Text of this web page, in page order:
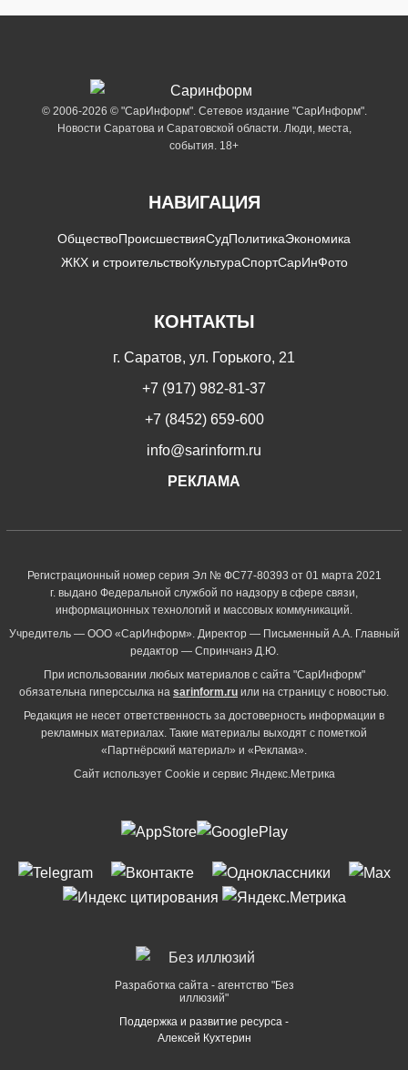
© 2006-2026 © "СарИнформ". Сетевое издание "СарИнформ".
Новости Саратова и Саратовской области. Люди, места,
события. 18+
НАВИГАЦИЯ
ОбществоПроисшествияСудПолитикаЭкономика
ЖКХ и строительствоКультураСпортСарИнФото
КОНТАКТЫ
г. Саратов, ул. Горького, 21
+7 (917) 982-81-37
+7 (8452) 659-600
info@sarinform.ru
РЕКЛАМА
Регистрационный номер серия Эл № ФС77-80393 от 01 марта 2021
г. выдано Федеральной службой по надзору в сфере связи,
информационных технологий и массовых коммуникаций.
Учредитель — ООО «СарИнформ». Директор — Письменный А.А. Главный
редактор — Спринчанэ Д.Ю.
При использовании любых материалов с сайта "СарИнформ"
обязательна гиперссылка на sarinform.ru или на страницу с новостью.
Редакция не несет ответственность за достоверность информации в
рекламных материалах. Такие материалы выходят с пометкой
«Партнёрский материал» и «Реклама».
Сайт использует Cookie и сервиc Яндекс.Метрика
Разработка сайта - агентство "Без
иллюзий"
Поддержка и развитие ресурса -
Алексей Кухтерин